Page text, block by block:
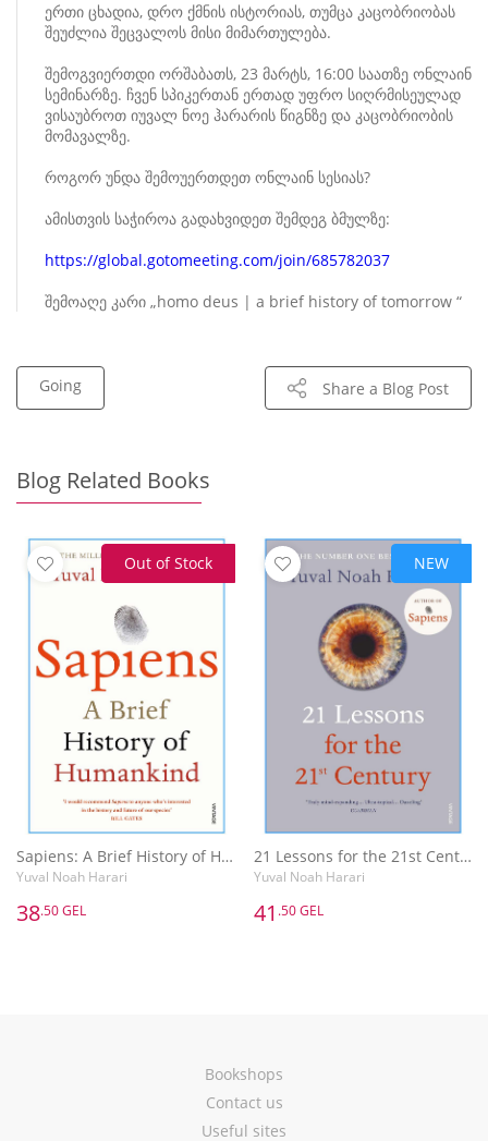
ერთი ცხადია, დრო ქმნის ისტორიას, თუმცა კაცობრიობას
შეუძლია შეცვალოს მისი მიმართულება.
შემოგვიერთდი ორშაბათს, 23 მარტს, 16:00 საათზე ონლაინ
სემინარზე. ჩვენ სპიკერთან ერთად უფრო სიღრმისეულად
ვისაუბროთ იუვალ ნოე ჰარარის წიგნზე და კაცობრიობის
მომავალზე.
როგორ უნდა შემოუერთდეთ ონლაინ სესიას?
ამისთვის საჭიროა გადახვიდეთ შემდეგ ბმულზე:
https://global.gotomeeting.com/join/685782037
შემოაღე კარი „homo deus | a brief history of tomorrow “
Going Share a Blog Post
Blog Related Books
Out of Stock
Sapiens: A Brief History of Humankind
Yuval Noah Harari
38.50 GEL
NEW
21 Lessons for the 21st Century
Yuval Noah Harari
41 .50 GEL
Bookshops
Contact us
Useful sites